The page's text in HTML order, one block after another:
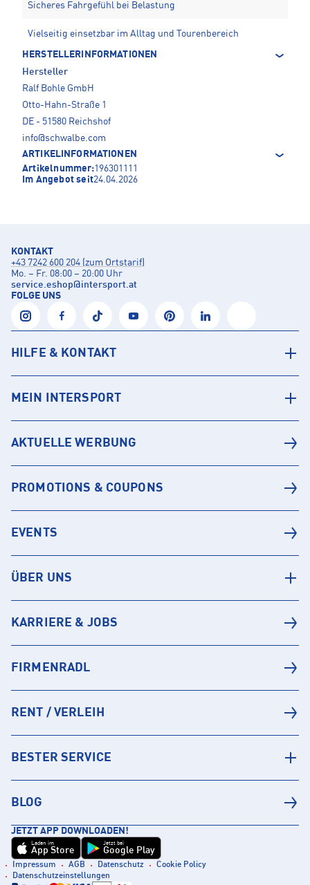
Sicheres Fahrgefühl bei Belastung
Vielseitig einsetzbar im Alltag und Tourenbereich
HERSTELLERINFORMATIONEN
Hersteller
Ralf Bohle GmbH
Otto-Hahn-Straße 1
DE - 51580 Reichshof
info@schwalbe.com
ARTIKELINFORMATIONEN
Artikelnummer:196301111
Im Angebot seit24.04.2026
KONTAKT
+43 7242 600 204 (zum Ortstarif)
Mo. – Fr. 08:00 – 20:00 Uhr
service.eshop@intersport.at
FOLGE UNS
HILFE & KONTAKT
MEIN INTERSPORT
AKTUELLE WERBUNG
PROMOTIONS & COUPONS
EVENTS
ÜBER UNS
KARRIERE & JOBS
FIRMENRADL
RENT / VERLEIH
BESTER SERVICE
BLOG
JETZT APP DOWNLOADEN!
Laden im
App Store
Jetzt bei
Google Play
Impressum AGB Datenschutz
Cookie Policy
Datenschutzeinstellungen